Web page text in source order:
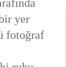
yer
fotoğraf